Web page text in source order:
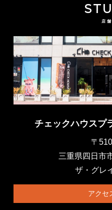
店
チェックハウスプ
〒
三重県四日市
ザ・グレ
アクセ